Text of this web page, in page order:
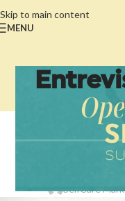
Skip to main content
MENU
SelfCare